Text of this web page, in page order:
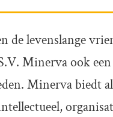
de levenslange
Minerva ook
Minerva biedt